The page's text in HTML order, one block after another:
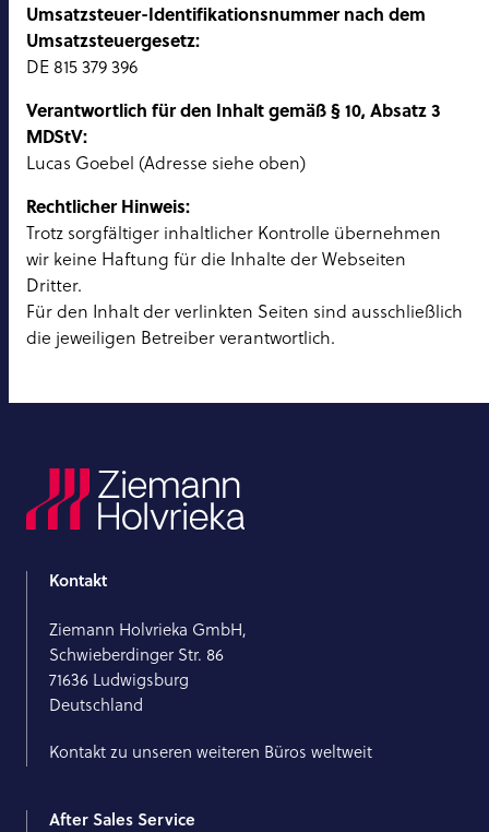
Umsatzsteuer-Identifikationsnummer nach dem
Umsatzsteuergesetz:
DE 815 379 396
Verantwortlich für den Inhalt gemäß § 10, Absatz 3
MDStV:
Lucas Goebel (Adresse siehe oben)
Rechtlicher Hinweis:
Trotz sorgfältiger inhaltlicher Kontrolle übernehmen
wir keine Haftung für die Inhalte der Webseiten
Dritter.
Für den Inhalt der verlinkten Seiten sind ausschließlich
die jeweiligen Betreiber verantwortlich.
Kontakt
Ziemann Holvrieka GmbH,
Schwieberdinger Str. 86
71636 Ludwigsburg
Deutschland
Kontakt zu unseren weiteren Büros weltweit
After Sales Service